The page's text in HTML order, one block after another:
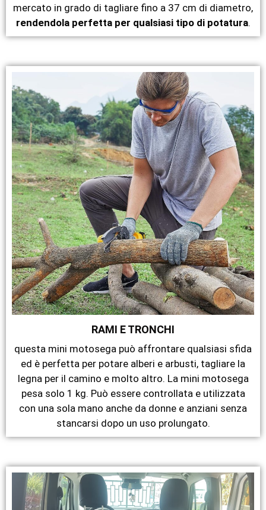
mercato in grado di tagliare fino a 37 cm di diametro,
rendendola perfetta per qualsiasi tipo di potatura.
RAMI E TRONCHI
questa mini motosega può affrontare qualsiasi sfida
ed è perfetta per potare alberi e arbusti, tagliare la
legna per il camino e molto altro. La mini motosega
pesa solo 1 kg. Può essere controllata e utilizzata
con una sola mano anche da donne e anziani senza
stancarsi dopo un uso prolungato.